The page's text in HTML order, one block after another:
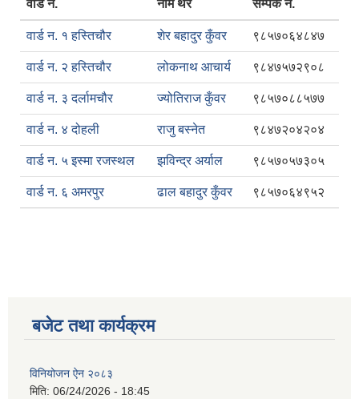
वार्ड नं. नाम थर सम्पर्क नं.
वार्ड न. १ हस्तिचौर शेर बहादुर कुँवर ९८५७०६४८४७
वार्ड न. २ हस्तिचौर लोकनाथ आचार्य ९८४७५७२९०८
वार्ड न. ३ दर्लामचौर ज्योतिराज कुँवर ९८५७०८८५७७
वार्ड न. ४ दोहली राजु बस्नेत ९८४७२०४२०४
वार्ड न. ५ इस्मा रजस्थल झविन्द्र अर्याल ९८५७०५७३०५
वार्ड न. ६ अमरपुर ढाल बहादुर कुँवर ९८५७०६४९५२
बजेट तथा कार्यक्रम
विनियोजन ऐन २०८३
मिति: 06/24/2026 - 18:45